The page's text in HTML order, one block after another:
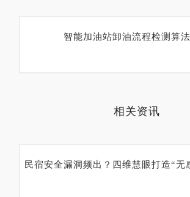
智能加油站卸油流程检测算
相关资讯
民宿安全漏洞频出？四维慧眼打造“无